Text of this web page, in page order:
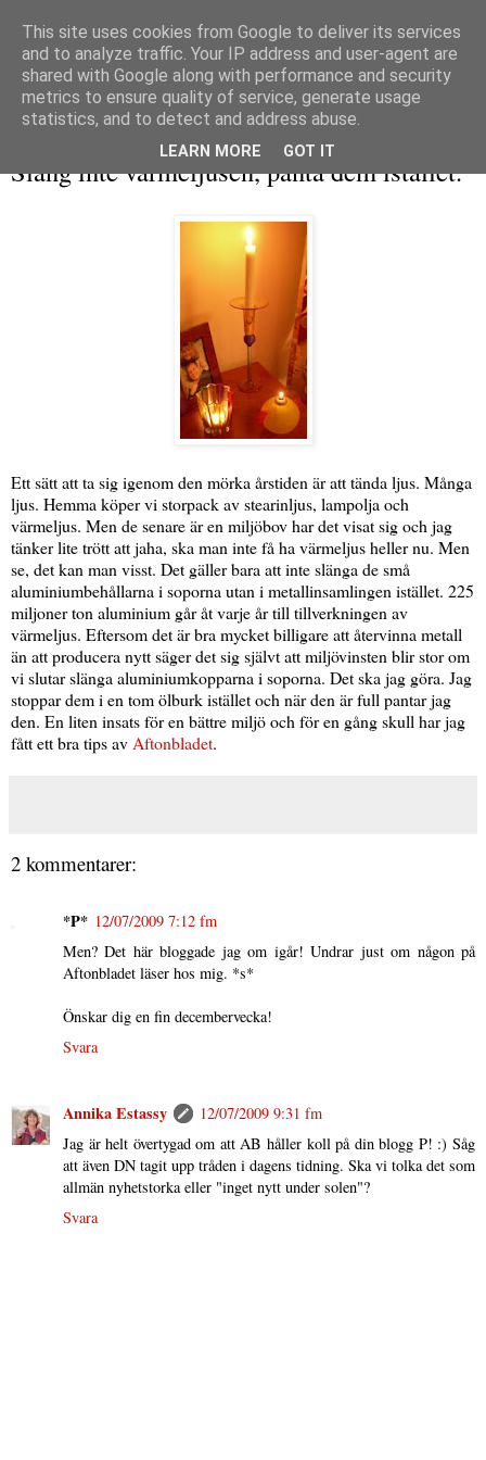
Släng inte värmeljusen, panta dem istället.
Ett sätt att ta sig igenom den mörka årstiden är att tända ljus. Många
ljus. Hemma köper vi storpack av stearinljus, lampolja och
värmeljus. Men de senare är en miljöbov har det visat sig och jag
tänker lite trött att jaha, ska man inte få ha värmeljus heller nu. Men
se, det kan man visst. Det gäller bara att inte slänga de små
aluminiumbehållarna i soporna utan i metallinsamlingen istället. 225
miljoner ton aluminium går åt varje år till tillverkningen av
värmeljus. Eftersom det är bra mycket billigare att återvinna metall
än att producera nytt säger det sig självt att miljövinsten blir stor om
vi slutar slänga aluminiumkopparna i soporna. Det ska jag göra. Jag
stoppar dem i en tom ölburk istället och när den är full pantar jag
den. En liten insats för en bättre miljö och för en gång skull har jag
fått ett bra tips av Aftonbladet.
2 kommentarer:
*P* 12/07/2009 7:12 fm
Men? Det här bloggade jag om igår! Undrar just om någon på
Aftonbladet läser hos mig. *s*
Önskar dig en fin decembervecka!
Svara
Annika Estassy
12/07/2009 9:31 fm
Jag är helt övertygad om att AB håller koll på din blogg P! :) Såg
att även DN tagit upp tråden i dagens tidning. Ska vi tolka det som
allmän nyhetstorka eller "inget nytt under solen"?
Svara
This site uses cookies from Google to deliver its services
and to analyze traffic. Your IP address and user-agent are
shared with Google along with performance and security
metrics to ensure quality of service, generate usage
statistics, and to detect and address abuse.
LEARN MORE GOT IT